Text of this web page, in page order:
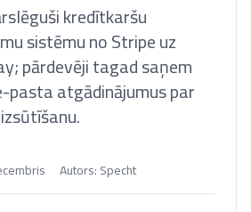
kredītkaršu
sistēmu no Stripe uz
pārdevēji tagad saņem
pasta atgādinājumus par
Autors:Specht